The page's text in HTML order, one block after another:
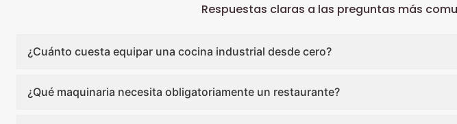
Respuestas claras a las preguntas más
¿Cuánto cuesta equipar una cocina industrial desde cero?
¿Qué maquinaria necesita obligatoriamente un restaurante?